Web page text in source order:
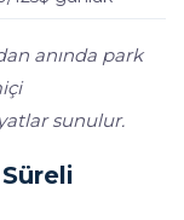
anında park
sunulur.